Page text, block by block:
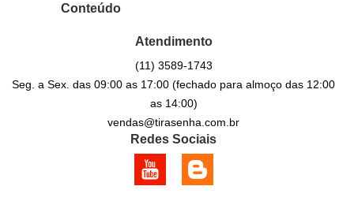
Conteúdo
Atendimento
(11) 3589-1743
Seg. a Sex. das 09:00 as 17:00 (fechado para almoço das 12:00
as 14:00)
vendas@tirasenha.com.br
Redes Sociais